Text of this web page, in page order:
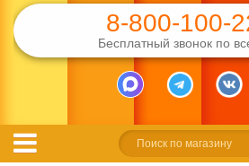
8-800-100-
Бесплатный звонок по